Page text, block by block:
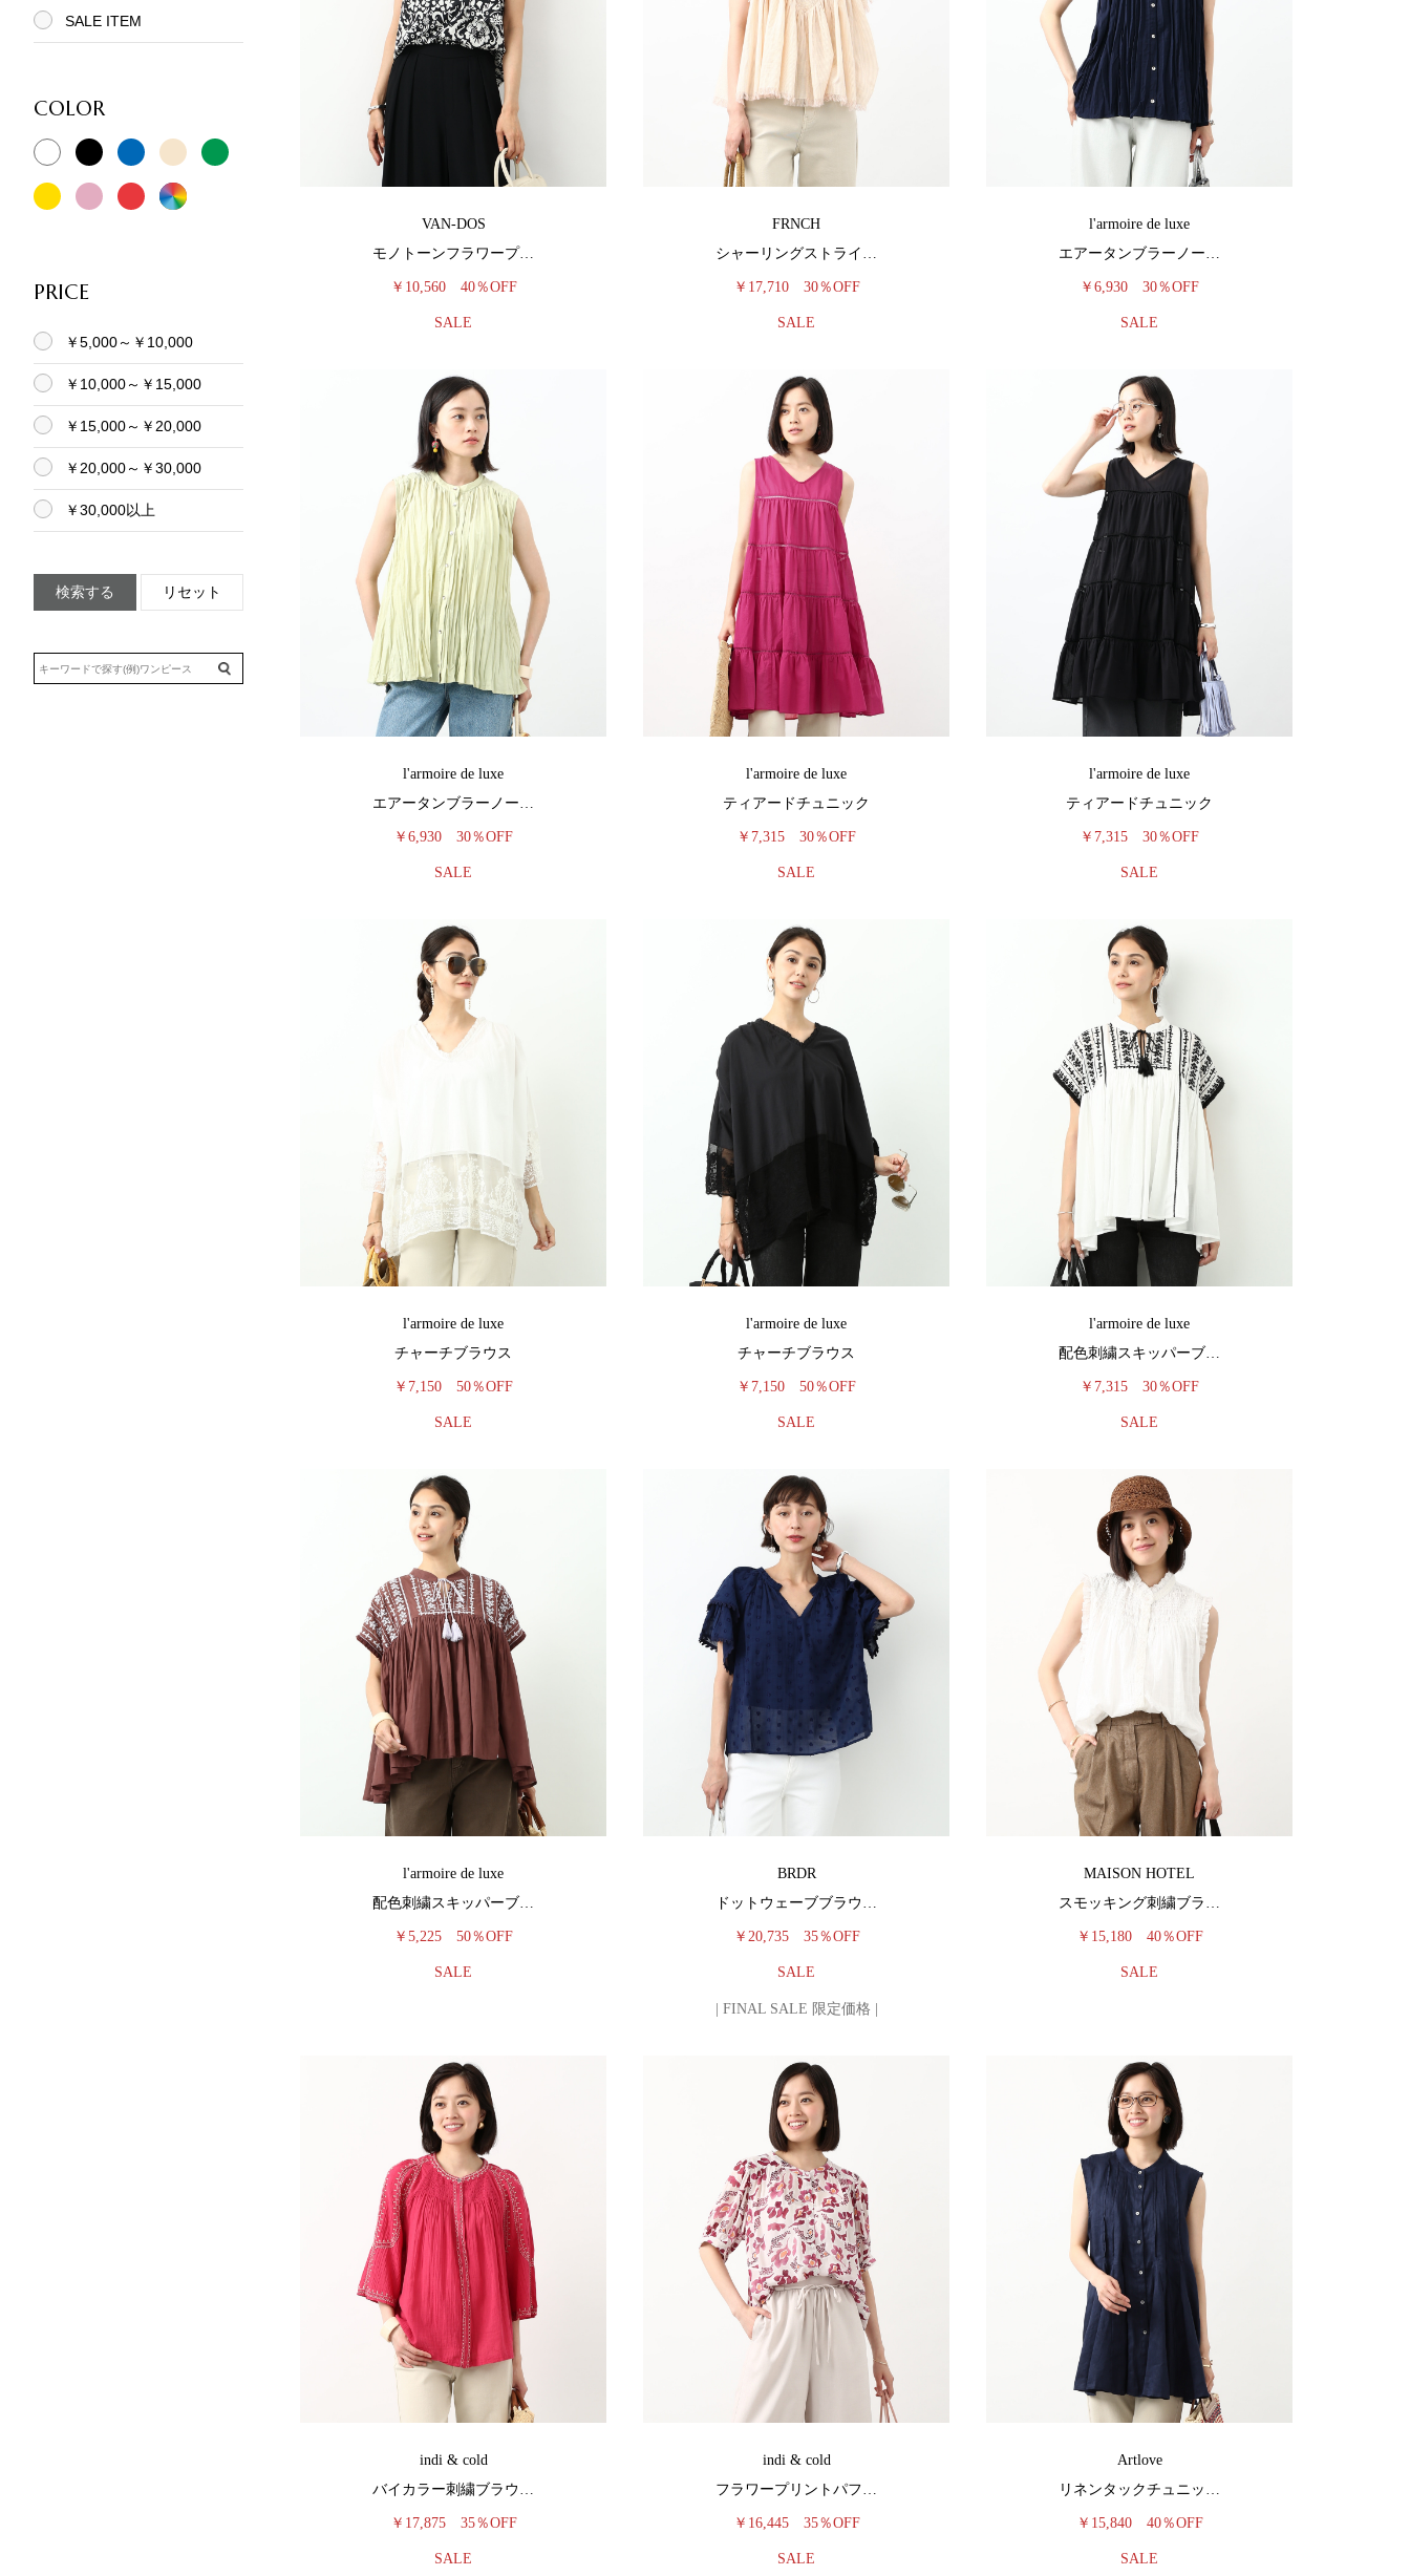
SALE ITEM
COLOR
PRICE
￥5,000～￥10,000
￥10,000～￥15,000
￥15,000～￥20,000
￥20,000～￥30,000
￥30,000以上
検索する リセット
VAN-DOS
モノトーンフラワープ…
￥10,560 40％OFF
SALE
FRNCH
シャーリングストライ…
￥17,710 30％OFF
SALE
l'armoire de luxe
エアータンブラーノー…
￥6,930 30％OFF
SALE
l'armoire de luxe
エアータンブラーノー…
￥6,930 30％OFF
SALE
l'armoire de luxe
ティアードチュニック
￥7,315 30％OFF
SALE
l'armoire de luxe
ティアードチュニック
￥7,315 30％OFF
SALE
l'armoire de luxe
チャーチブラウス
￥7,150 50％OFF
SALE
l'armoire de luxe
チャーチブラウス
￥7,150 50％OFF
SALE
l'armoire de luxe
配色刺繍スキッパーブ…
￥7,315 30％OFF
SALE
l'armoire de luxe
配色刺繍スキッパーブ…
￥5,225 50％OFF
SALE
BRDR
ドットウェーブブラウ…
￥20,735 35％OFF
SALE
| FINAL SALE 限定価格 |
MAISON HOTEL
スモッキング刺繍ブラ…
￥15,180 40％OFF
SALE
indi & cold
バイカラー刺繍ブラウ…
￥17,875 35％OFF
SALE
indi & cold
フラワープリントパフ…
￥16,445 35％OFF
SALE
Artlove
リネンタックチュニッ…
￥15,840 40％OFF
SALE